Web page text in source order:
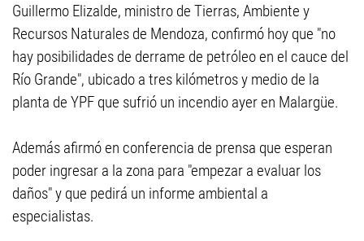
Guillermo Elizalde, ministro de Tierras, Ambiente y
Recursos Naturales de Mendoza, confirmó hoy que "no
hay posibilidades de derrame de petróleo en el cauce del
Río Grande", ubicado a tres kilómetros y medio de la
planta de YPF que sufrió un incendio ayer en Malargüe.
Además afirmó en conferencia de prensa que esperan
poder ingresar a la zona para "empezar a evaluar los
daños" y que pedirá un informe ambiental a
especialistas.